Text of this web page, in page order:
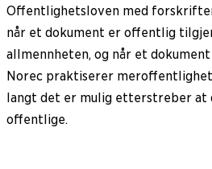
Offentlighetsloven med
når et dokument er offentlig
allmennheten, og når et
Norec praktiserer
langt det er mulig etterstreber at
offentlige.